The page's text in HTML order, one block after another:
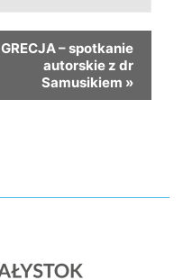
GRECJA – spotkanie
autorskie z dr
Samusikiem »